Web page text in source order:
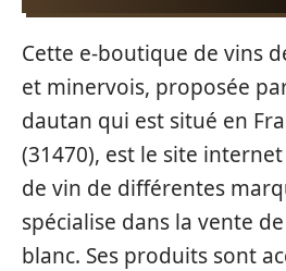
Cette e-boutique de vins
et minervois, proposée
dautan qui est situé en
(31470), est le site
de vin de différentes
spécialise dans la vente
blanc. Ses produits sont